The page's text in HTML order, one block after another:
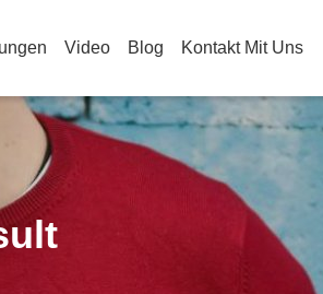
Video Blog Kontakt Mit Uns